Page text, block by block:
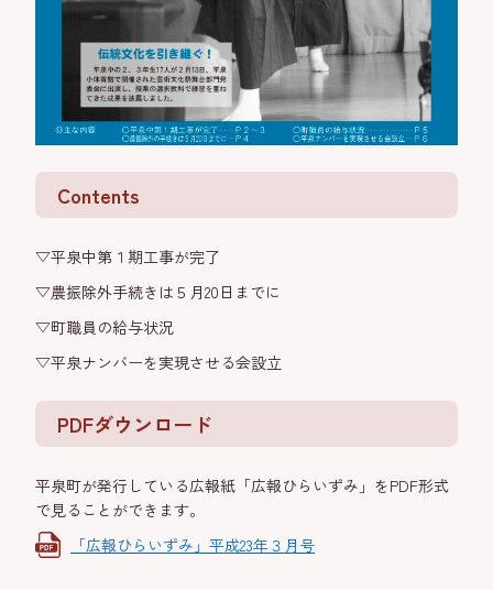
Contents
▽平泉中第１期工事が完了
▽農振除外手続きは５月20日までに
▽町職員の給与状況
▽平泉ナンバーを実現させる会設立
PDFダウンロード
平泉町が発行している広報紙「広報ひらいずみ」をPDF形式
で見ることができます。
「広報ひらいずみ」平成23年３月号